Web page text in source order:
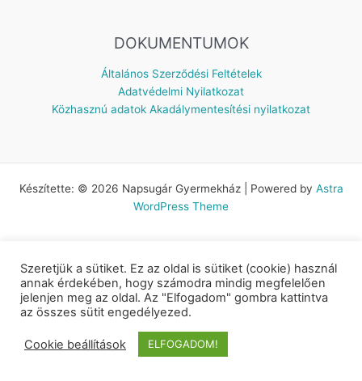
DOKUMENTUMOK
Általános Szerződési Feltételek
Adatvédelmi Nyilatkozat
Közhasznú adatok Akadálymentesítési nyilatkozat
Készítette: © 2026 Napsugár Gyermekház | Powered by Astra
WordPress Theme
Szeretjük a sütiket. Ez az oldal is sütiket (cookie) használ
annak érdekében, hogy számodra mindig megfelelően
jelenjen meg az oldal. Az "Elfogadom" gombra kattintva
az összes sütit engedélyezed.
Cookie beállítások ELFOGADOM!